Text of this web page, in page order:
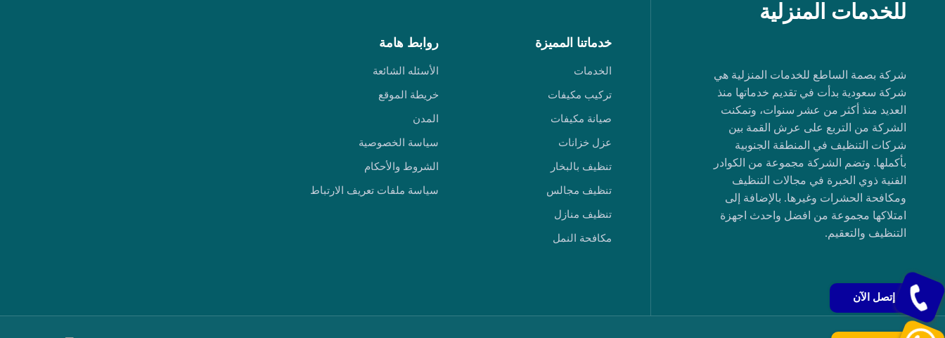
شركة بصمة الساطع للخدمات المنزلية هي
شركة سعودية بدأت في تقديم خدماتها منذ
العديد منذ أكثر من عشر سنوات، وتمكنت
الشركة من التربع على عرش القمة بين
شركات التنظيف في المنطقة الجنوبية
بأكملها. وتضم الشركة مجموعة من الكوادر
الفنية ذوي الخبرة في مجالات التنظيف
ومكافحة الحشرات وغيرها. بالإضافة إلى
امتلاكها مجموعة من افضل واحدث اجهزة
التنظيف والتعقيم.
خدماتنا المميزة
الخدمات
تركيب مكيفات
صيانة مكيفات
عزل خزانات
تنظيف بالبخار
تنظيف مجالس
تنظيف منازل
مكافحة النمل
روابط هامة
الأسئله الشائعة
خريطة الموقع
المدن
سياسة الخصوصية
الشروط والأحكام
سياسة ملفات تعريف الارتباط
إتصل الآن